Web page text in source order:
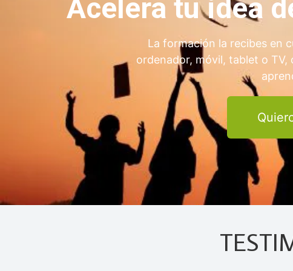
Acelera tu idea
La formación la recibes en
ordenador, móvil, tablet o